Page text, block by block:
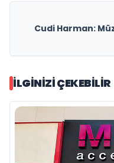
Cudi Harman:
İLGINIZI ÇEKEBILIR